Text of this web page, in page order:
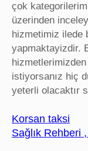
çok
üzerinden
hizmetimiz ilede
yapmaktayizdir.
istiyorsanız hiç
yeterli olacaktır
Korsan taksi
Sağlık Rehberi